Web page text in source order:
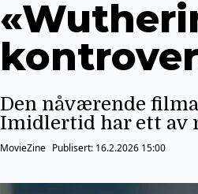
Den nåværende
Imidlertid har ett av
MovieZine Publisert: 16.2.2026 15:00